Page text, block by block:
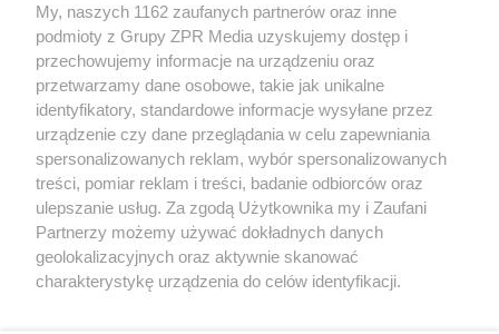
rozpowszechniany lub dalej rozpowszechniany w jakikolwiek sposób
(w tym także elektroniczny lub mechaniczny) na jakimkolwiek polu
eksploatacji w jakiejkolwiek formie, włącznie z umieszczaniem w
Internecie bez pisemnej zgody właściciela praw. Jakiekolwiek użycie
lub wykorzystanie utworów w całości lub w części z naruszeniem
prawa, tzn. bez właściwej zgody, jest zabronione pod groźbą kary i
może być ścigane prawnie.
O nas
My, naszych 1162 zaufanych partnerów oraz inne
podmioty z Grupy ZPR Media uzyskujemy dostęp i
przechowujemy informacje na urządzeniu oraz
przetwarzamy dane osobowe, takie jak unikalne
identyfikatory, standardowe informacje wysyłane przez
urządzenie czy dane przeglądania w celu zapewniania
spersonalizowanych reklam, wybór spersonalizowanych
treści, pomiar reklam i treści, badanie odbiorców oraz
ulepszanie usług. Za zgodą Użytkownika my i Zaufani
Partnerzy możemy używać dokładnych danych
geolokalizacyjnych oraz aktywnie skanować
charakterystykę urządzenia do celów identyfikacji.